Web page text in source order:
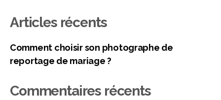
Articles récents
Comment choisir son photographe de
reportage de mariage ?
Commentaires récents